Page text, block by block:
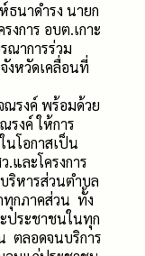
ธนาดำรง นายก
งการ อบต.เกาะ
ณาการร่วม
งหวัดเคลื่อนที่
รงค์ พร้อมด้วย
งค์ ให้การ
โอกาสเป็น
และโครงการ
ริหารส่วนตำบล
ทุกภาคส่วน ทั้ง
ประชาชนในทุก
ตลอดจนบริการ